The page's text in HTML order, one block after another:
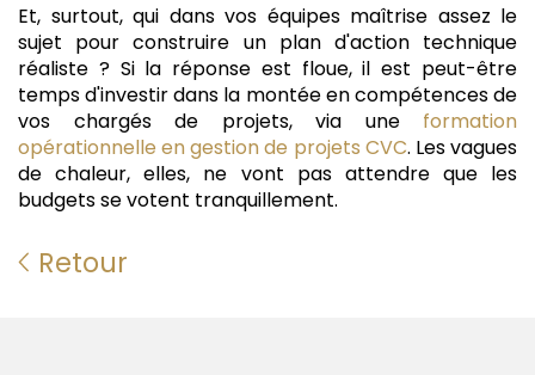
Et, surtout, qui dans vos équipes maîtrise assez le
sujet pour construire un plan d'action technique
réaliste ? Si la réponse est floue, il est peut-être
temps d'investir dans la montée en compétences de
vos chargés de projets, via une formation
opérationnelle en gestion de projets CVC. Les vagues
de chaleur, elles, ne vont pas attendre que les
budgets se votent tranquillement.
Retour